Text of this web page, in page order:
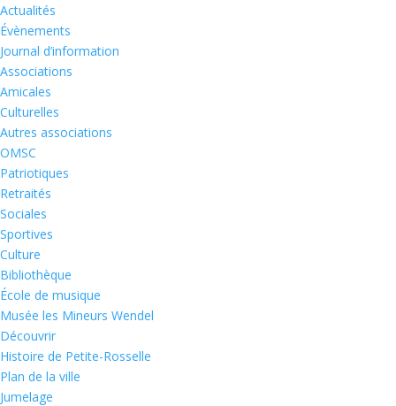
Actualités
Évènements
Journal d’information
Associations
Amicales
Culturelles
Autres associations
OMSC
Patriotiques
Retraités
Sociales
Sportives
Culture
Bibliothèque
École de musique
Musée les Mineurs Wendel
Découvrir
Histoire de Petite-Rosselle
Plan de la ville
Jumelage